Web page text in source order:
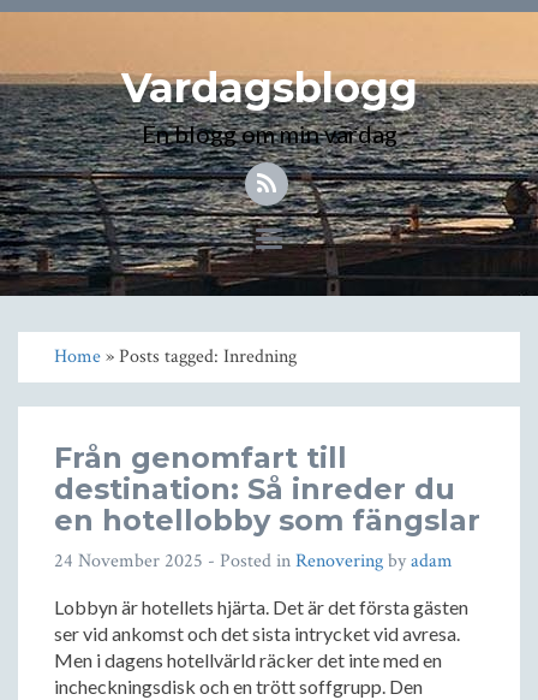
Vardagsblogg
En blogg om min vardag
Toggle
navigation
Home» Posts tagged: Inredning
Från genomfart till
destination: Så inreder du
en hotellobby som fängslar
24 November 2025 - Posted inRenoveringbyadam
Lobbyn är hotellets hjärta. Det är det första gästen
ser vid ankomst och det sista intrycket vid avresa.
Men i dagens hotellvärld räcker det inte med en
incheckningsdisk och en trött soffgrupp. Den